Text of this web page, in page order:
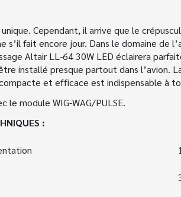
Cependant, il arrive que le
s’il fait encore jour. Dans le domaine de
Altair LL-64 30W LED éclairera
installé presque partout dans l’avion.
et efficace est indispensable à
le module WIG-WAG/PULSE.
:
1